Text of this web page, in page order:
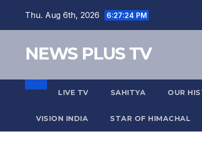
Thu. Aug 6th, 2026 6:27:24 PM
NEWS PLUS TV
LIVE TV SAHITYA OUR
VISION INDIA STAR OF HIMACHAL